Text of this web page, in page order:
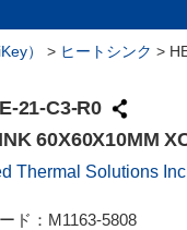
） > ヒートシンク >
21-C3-R0
60X60X10MM
Thermal Solutions
ド： M1163-5808